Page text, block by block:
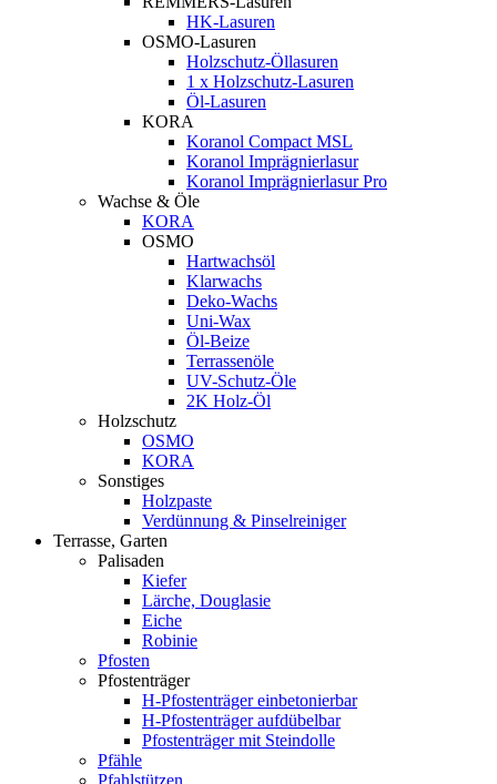
HK-Lasuren
OSMO-Lasuren
Holzschutz-Öllasuren
1 x Holzschutz-Lasuren
Öl-Lasuren
KORA
Koranol Compact MSL
Koranol Imprägnierlasur
Koranol Imprägnierlasur Pro
Wachse & Öle
KORA
OSMO
Hartwachsöl
Klarwachs
Deko-Wachs
Uni-Wax
Öl-Beize
Terrassenöle
UV-Schutz-Öle
2K Holz-Öl
Holzschutz
OSMO
KORA
Sonstiges
Holzpaste
Verdünnung & Pinselreiniger
Terrasse, Garten
Palisaden
Kiefer
Lärche, Douglasie
Eiche
Robinie
Pfosten
Pfostenträger
H-Pfostenträger einbetonierbar
H-Pfostenträger aufdübelbar
Pfostenträger mit Steindolle
Pfähle
Pfahlstützen